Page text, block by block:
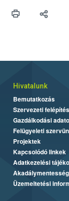
Hivatalunk
Bemutatkozás
Szervezeti felépítés
Gazdálkodási
Felügyeleti
Projektek
Kapcsolódó linkek
Adatkezelési
Üzemeltetési